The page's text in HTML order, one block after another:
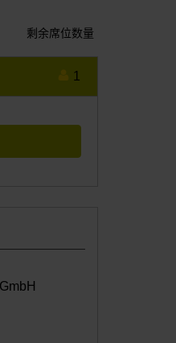
剩余席位数量
1